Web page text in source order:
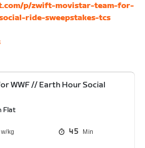
p/zwift-movistar-team-for-
ride-sweepstakes-tcs
WWF // Earth Hour Social
Flat
45 Min